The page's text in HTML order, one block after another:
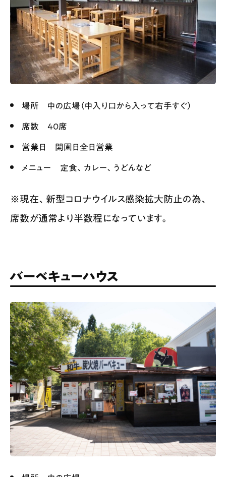
場所 中の広場（中入り口から入って右手すぐ）
席数 40席
営業日 開園日全日営業
メニュー 定食、カレー、うどんなど
※現在、新型コロナウイルス感染拡大防止の為、
席数が通常より半数程になっています。
バーベキューハウス